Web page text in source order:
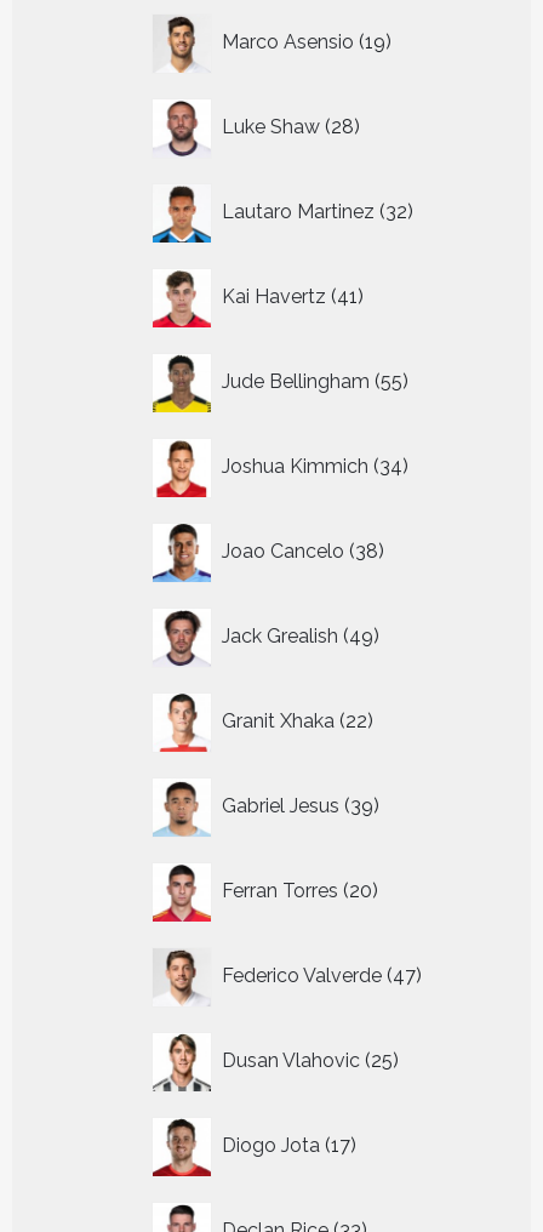
Marco Asensio 19
producten
Luke Shaw 28
producten
Lautaro Martinez 32
producten
Kai Havertz 41
producten
Jude Bellingham 55
producten
Joshua Kimmich 34
producten
Joao Cancelo 38
producten
Jack Grealish 49
producten
Granit Xhaka 22
producten
Gabriel Jesus 39
producten
Ferran Torres 20
producten
Federico Valverde 47
producten
Dusan Vlahovic 25
producten
Diogo Jota 17
producten